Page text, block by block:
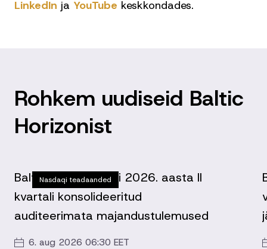
LinkedIn ja YouTube keskkondades.
Rohkem uudiseid Baltic
Horizonist
Nasdaqi teadaanded
Baltic Horizon Fondi 2026. aasta II
kvartali konsolideeritud
auditeerimata majandustulemused
6. aug 2026 06:30 EET